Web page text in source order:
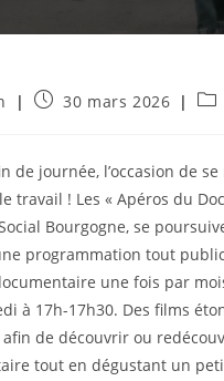
:
Publication
30 mars 2026
de journée, l’occasion de
travail ! Les « Apéros du
Bourgogne, se
programmation tout
une fois par
à 17h-17h30. Des ﬁlms
aﬁn de découvrir ou
tout en dégustant un